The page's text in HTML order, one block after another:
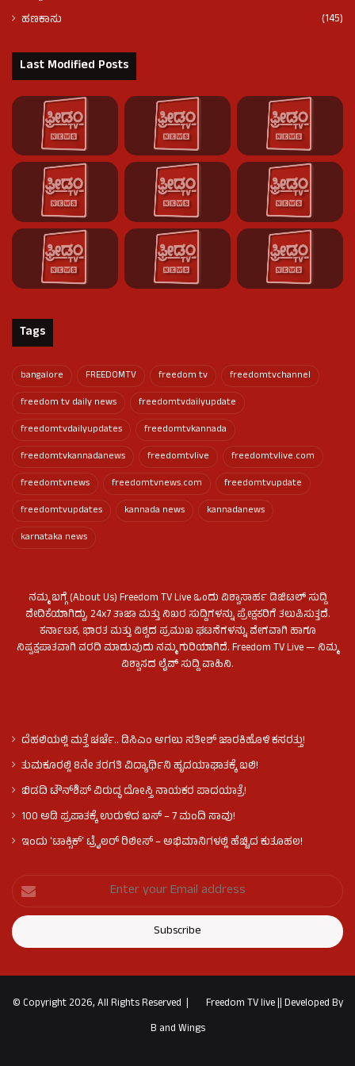
ಹಣಕಾಸು
(145)
Last Modified Posts
Tags
bangalore FREEDOMTV freedom tv
freedomtvchannel
freedom tv daily news
freedomtvdailyupdate
freedomtvdailyupdates
freedomtvkannada
freedomtvkannadanews
freedomtvlive
freedomtvlive.com
freedomtvnews
freedomtvnews.com
freedomtvupdate
freedomtvupdates
kannada news
kannadanews
karnataka news
ನಮ್ಮ ಬಗ್ಗೆ (About Us) Freedom TV Live ಒಂದು ವಿಶ್ವಾಸಾರ್ಹ ಡಿಜಿಟಲ್ ಸುದ್ದಿ
ವೇದಿಕೆಯಾಗಿದ್ದು, 24x7 ತಾಜಾ ಮತ್ತು ನಿಖರ ಸುದ್ದಿಗಳನ್ನು ಪ್ರೇಕ್ಷಕರಿಗೆ ತಲುಪಿಸುತ್ತದೆ.
ಕರ್ನಾಟಕ, ಭಾರತ ಮತ್ತು ವಿಶ್ವದ ಪ್ರಮುಖ ಘಟನೆಗಳನ್ನು ವೇಗವಾಗಿ ಹಾಗೂ
ನಿಷ್ಪಕ್ಷಪಾತವಾಗಿ ವರದಿ ಮಾಡುವುದು ನಮ್ಮ ಗುರಿಯಾಗಿದೆ. Freedom TV Live — ನಿಮ್ಮ
ವಿಶ್ವಾಸದ ಲೈವ್ ಸುದ್ದಿ ವಾಹಿನಿ.
ದೆಹಲಿಯಲ್ಲಿ ಮತ್ತೆ ಚರ್ಚೆ.. ಡಿಸಿಎಂ ಆಗಲು ಸತೀಶ್ ಜಾರಕಿಹೊಳಿ ಕಸರತ್ತು!
ತುಮಕೂರಲ್ಲಿ 8ನೇ ತರಗತಿ ವಿದ್ಯಾರ್ಥಿನಿ ಹೃದಯಾಘಾತಕ್ಕೆ ಬಲಿ!
ಬಿಡದಿ ಟೌನ್‌ಶಿಪ್‌ ವಿರುದ್ಧ ದೋಸ್ತಿ ನಾಯಕರ ಪಾದಯಾತ್ರೆ!
100 ಅಡಿ ಪ್ರಪಾತಕ್ಕೆ ಉರುಳಿದ ಬಸ್‌ – 7 ಮಂದಿ ಸಾವು!
ಇಂದು ʻಟಾಕ್ಸಿಕ್ʼ ಟ್ರೈಲರ್ ರಿಲೀಸ್‌ – ಅಭಿಮಾನಿಗಳಲ್ಲಿ ಹೆಚ್ಚಿದ ಕುತೂಹಲ!
© Copyright 2026, All Rights Reserved | Freedom TV live||Developed By
B and Wings